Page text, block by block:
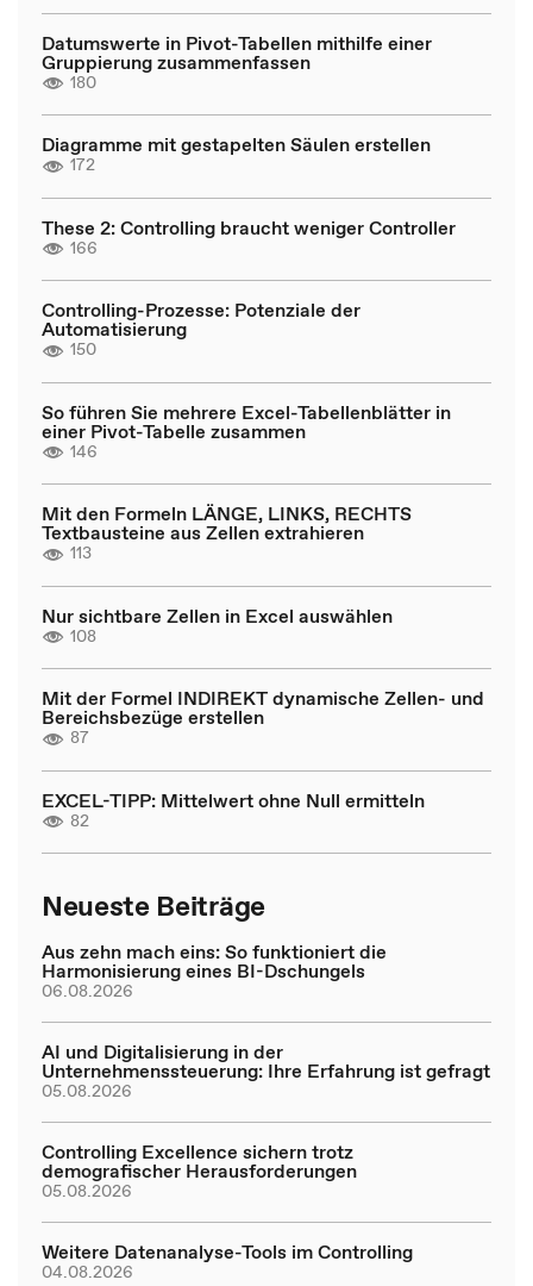
Datumswerte in Pivot-Tabellen mithilfe einer
Gruppierung zusammenfassen
180
Diagramme mit gestapelten Säulen erstellen
172
These 2: Controlling braucht weniger Controller
166
Controlling-Prozesse: Potenziale der
Automatisierung
150
So führen Sie mehrere Excel-Tabellenblätter in
einer Pivot-Tabelle zusammen
146
Mit den Formeln LÄNGE, LINKS, RECHTS
Textbausteine aus Zellen extrahieren
113
Nur sichtbare Zellen in Excel auswählen
108
Mit der Formel INDIREKT dynamische Zellen- und
Bereichsbezüge erstellen
87
EXCEL-TIPP: Mittelwert ohne Null ermitteln
82
Neueste Beiträge
Aus zehn mach eins: So funktioniert die
Harmonisierung eines BI-Dschungels
06.08.2026
AI und Digitalisierung in der
Unternehmenssteuerung: Ihre Erfahrung ist gefragt
05.08.2026
Controlling Excellence sichern trotz
demografischer Herausforderungen
05.08.2026
Weitere Datenanalyse-Tools im Controlling
04.08.2026